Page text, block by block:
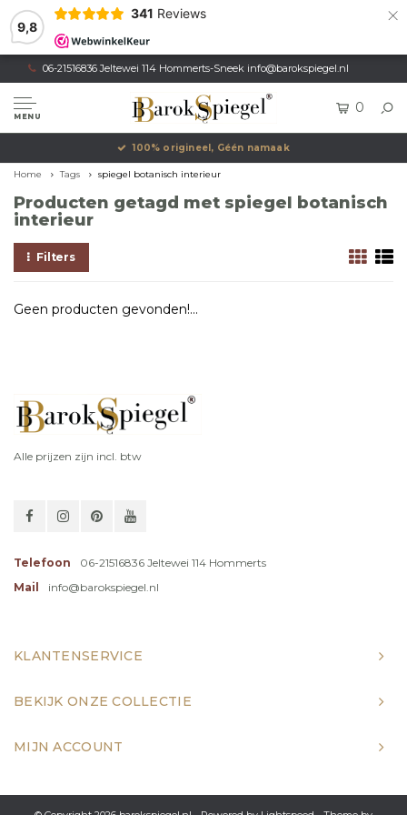
9,8
341 Reviews ×
06-21516836 Jeltewei 114 Hommerts-Sneek info@barokspiegel.nl
MENU
0
100% origineel, Géén namaak
Home Tags spiegel botanisch interieur
Producten getagd met spiegel botanisch
interieur
Filters
Geen producten gevonden!...
Alle prijzen zijn incl. btw
Telefoon
06-21516836 Jeltewei 114 Hommerts
Mail
info@barokspiegel.nl
KLANTENSERVICE
BEKIJK ONZE COLLECTIE
MIJN ACCOUNT